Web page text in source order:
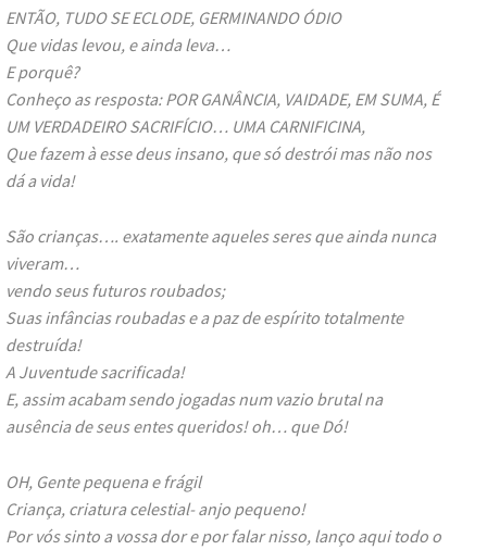
ENTÃO, TUDO SE ECLODE, GERMINANDO ÓDIO
Que vidas levou, e ainda leva…
E porquê?
Conheço as resposta: POR GANÂNCIA, VAIDADE, EM SUMA, É
UM VERDADEIRO SACRIFÍCIO… UMA CARNIFICINA,
Que fazem à esse deus insano, que só destrói mas não nos
dá a vida!
São crianças…. exatamente aqueles seres que ainda nunca
viveram…
vendo seus futuros roubados;
Suas infâncias roubadas e a paz de espírito totalmente
destruída!
A Juventude sacrificada!
E, assim acabam sendo jogadas num vazio brutal na
ausência de seus entes queridos! oh… que Dó!
OH, Gente pequena e frágil
Criança, criatura celestial- anjo pequeno!
Por vós sinto a vossa dor e por falar nisso, lanço aqui todo o